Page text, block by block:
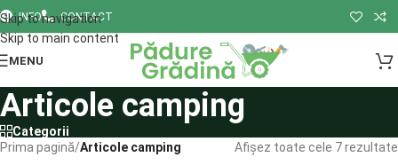
Skip to navigation
Skip to main content
INFO CONTACT
MENU
Articole camping
Categorii
Prima pagină/Articole camping Afișez toate cele 7 rezultate